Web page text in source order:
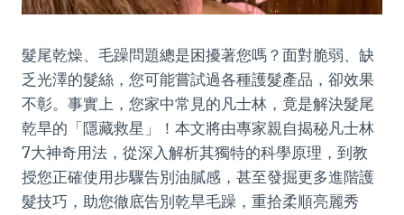
髮尾乾燥、毛躁問題總是困擾著您嗎？面對脆弱、缺
乏光澤的髮絲，您可能嘗試過各種護髮產品，卻效果
不彰。事實上，您家中常見的凡士林，竟是解決髮尾
乾旱的「隱藏救星」！本文將由專家親自揭秘凡士林
7大神奇用法，從深入解析其獨特的科學原理，到教
授您正確使用步驟告別油膩感，甚至發掘更多進階護
髮技巧，助您徹底告別乾旱毛躁，重拾柔順亮麗秀